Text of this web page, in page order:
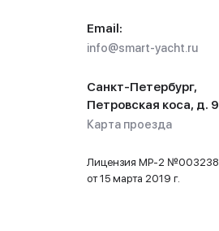
Email:
info@smart-yacht.ru
Санкт-Петербург,
Петровская коса, д. 9
Карта проезда
Лицензия МР-2 №003238
от 15 марта 2019 г.